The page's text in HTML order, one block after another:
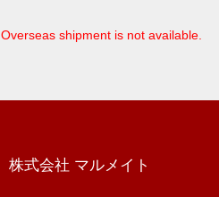
Overseas shipment is not available.
株式会社 マルメイト